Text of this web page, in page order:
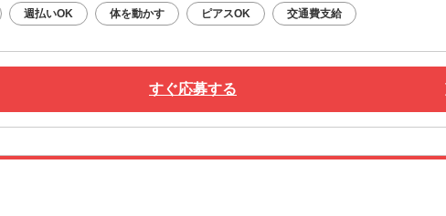
週払いOK 体を動かす ピアスOK 交通費支給
すぐ応募する